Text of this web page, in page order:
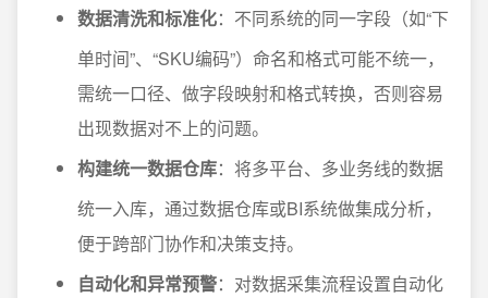
数据清洗和标准化：不同系统的同一字段（如“下
单时间”、“SKU编码”）命名和格式可能不统一，
需统一口径、做字段映射和格式转换，否则容易
出现数据对不上的问题。
构建统一数据仓库：将多平台、多业务线的数据
统一入库，通过数据仓库或BI系统做集成分析，
便于跨部门协作和决策支持。
自动化和异常预警：对数据采集流程设置自动化